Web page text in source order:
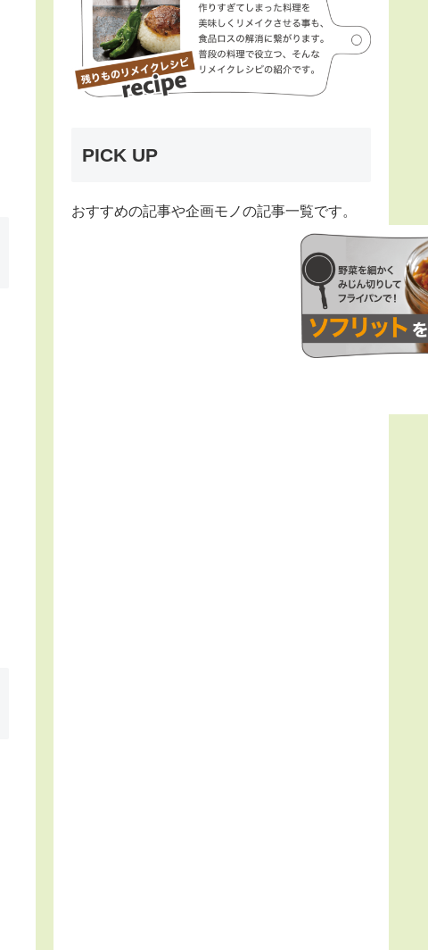
PICK UP
おすすめの記事や企画モノの記事一覧です。